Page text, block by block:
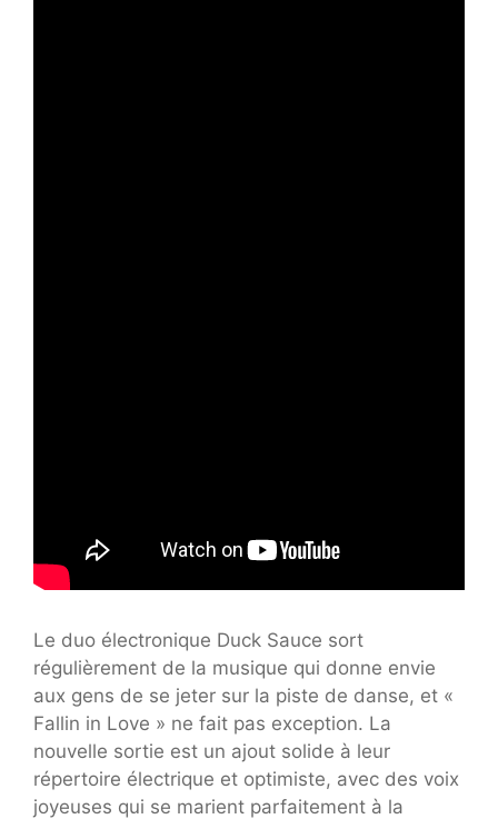
Le duo électronique Duck Sauce sort
régulièrement de la musique qui donne envie
aux gens de se jeter sur la piste de danse, et «
Fallin in Love » ne fait pas exception. La
nouvelle sortie est un ajout solide à leur
répertoire électrique et optimiste, avec des voix
joyeuses qui se marient parfaitement à la